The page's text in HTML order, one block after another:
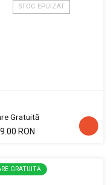
STOC EPUIZAT
Gratuită
RON
GRATUITĂ